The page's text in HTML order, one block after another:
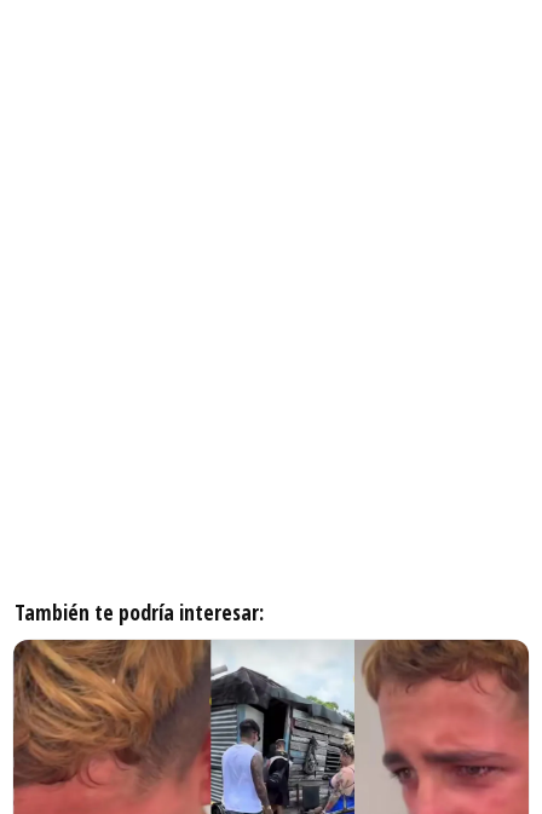
También te podría interesar: